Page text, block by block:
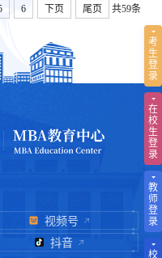
6 下页 尾页 共59条
视频号
抖音
考
生
登
录
在
校
生
登
录
教
师
登
录
校